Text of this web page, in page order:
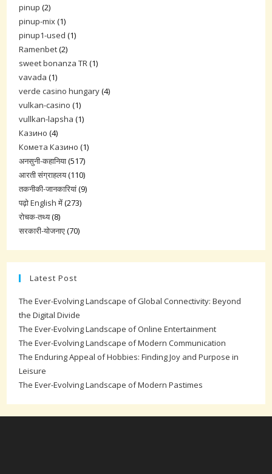
pinup (2)
pinup-mix(1)
pinup1-used (1)
Ramenbet(2)
sweet bonanza TR(1)
vavada (1)
verde casino hungary(4)
vulkan-casino (1)
vullkan-lapsha (1)
Казино (4)
Комета Казино (1)
अनसुनी-कहानिया(517)
आरती संग्राहलय(110)
तकनीकी-जानकारियां(9)
पढ़ो English में(273)
रोचक-तथ्य(8)
सरकारी-योजनाए(70)
Latest Post
The Ever-Evolving Landscape of Global Connectivity: Beyond
the Digital Divide
The Ever-Evolving Landscape of Online Entertainment
The Ever-Evolving Landscape of Modern Communication
The Enduring Appeal of Hobbies: Finding Joy and Purpose in
Leisure
The Ever-Evolving Landscape of Modern Pastimes